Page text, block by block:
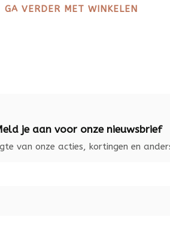
GA VERDER MET WINKELEN
je aan voor onze nieuwsbrief
van onze acties, kortingen en